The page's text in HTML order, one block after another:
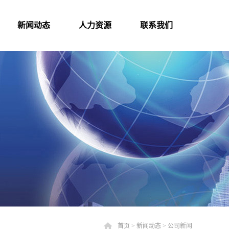
新闻动态 人力资源 联系我们
首页 > 新闻动态 > 公司新闻